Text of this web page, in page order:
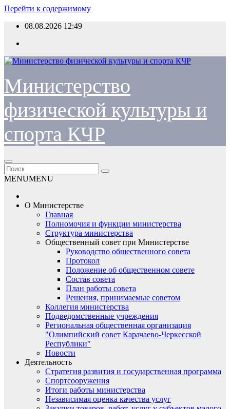
Перейти к содержимому
08.08.2026 12:49
Министерство
физической культуры и
спорта КЧР
MENUMENU
О Министерстве
Главная
Полномочия и функции министерства
Структура министерства
Общественный совет при Министерстве
Руководство общественного совета
Протокол
Положение об общественном совете
Состав совета
План работы совета
Решения, принимаемые советом
Коллегия министерства
Подведомственные учреждения
Региональная общественная организация
"Олимпийский совет Карачаево-Черкесской
Республики"
Новости
Деятельность
Стратегия развития и государственная программа
Спортсооружения
Итоги работы министерства
Независимая оценка качества услуг